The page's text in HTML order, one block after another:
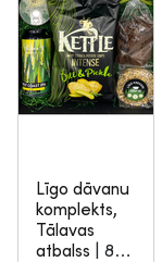
Līgo dāvanu
komplekts,
Tālavas
atbalss
|8-